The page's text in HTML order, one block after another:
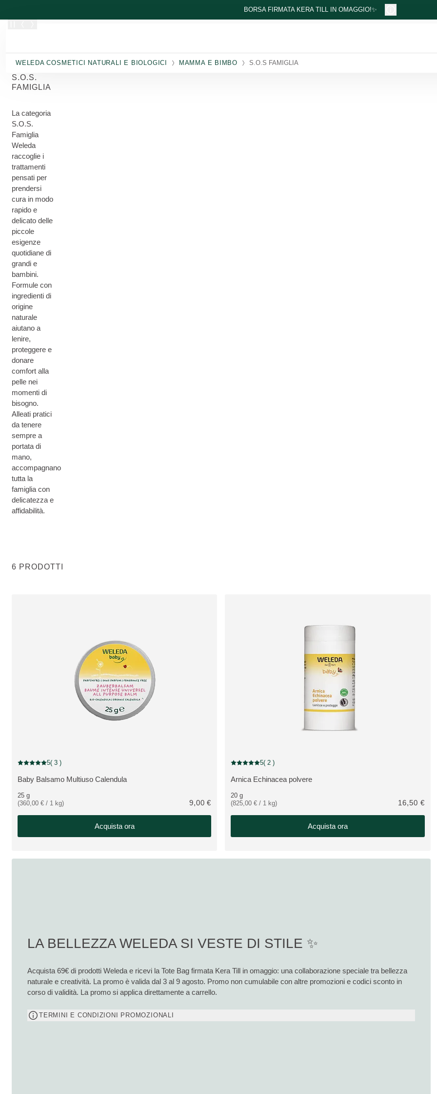
BORSA FIRMATA KERA TILL IN OMAGGIO!✨
WELEDA COSMETICI NATURALI E BIOLOGICI MAMMA E BIMBO S.O.S FAMIGLIA
S.O.S.
FAMIGLIA
La categoria
S.O.S.
Famiglia
Weleda
raccoglie i
trattamenti
pensati per
prendersi
cura in modo
rapido e
delicato delle
piccole
esigenze
quotidiane di
grandi e
bambini.
Formule con
ingredienti di
origine
naturale
aiutano a
lenire,
proteggere e
donare
comfort alla
pelle nei
momenti di
bisogno.
Alleati pratici
da tenere
sempre a
portata di
mano,
accompagnano
tutta la
famiglia con
delicatezza e
affidabilità.
6 PRODOTTI
LA BELLEZZA WELEDA SI VESTE DI STILE ✨
Acquista 69€ di prodotti Weleda e ricevi la Tote Bag firmata Kera Till in omaggio: una collaborazione speciale tra bellezza
naturale e creatività. La promo è valida dal 3 al 9 agosto. Promo non cumulabile con altre promozioni e codici sconto in
corso di validità. La promo si applica direttamente a carrello.
TERMINI E CONDIZIONI PROMOZIONALI
VEDI PRODOTTO:
Baby Balsamo Multiuso Calendula
Valutazione attuale: 5 su 5 stelle recensito da 3 consumatori
5( 3 )
25 g
(360,00 € / 1 kg)
9,00 €
Acquista ora
VEDI PRODOTTO:
Arnica Echinacea polvere
Valutazione attuale: 5 su 5 stelle recensito da 2 consumatori
5( 2 )
20 g
(825,00 € / 1 kg)
16,50 €
Acquista ora